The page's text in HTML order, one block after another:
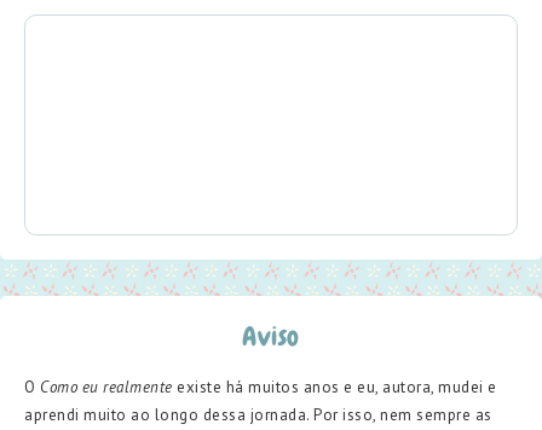
Aviso
O Como eu realmente existe há muitos anos e eu, autora, mudei e
aprendi muito ao longo dessa jornada. Por isso, nem sempre as